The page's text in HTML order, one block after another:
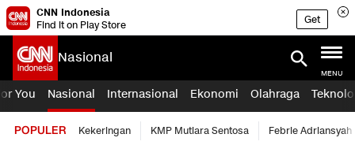
CNN Indonesia
Find it on Play Store
Get
Nasional
MENU
You Nasional Internasional Ekonomi Olahraga
POPULER Kekeringan KMP Mutiara Sentosa Febrie Adriansyah